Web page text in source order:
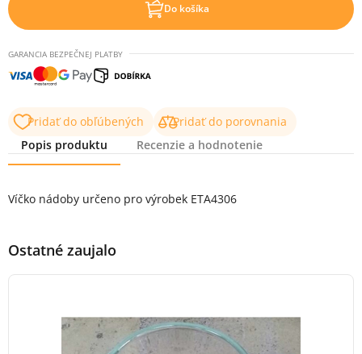
Do košíka
GARANCIA BEZPEČNEJ PLATBY
Pridať do obľúbených
Pridať do porovnania
Popis produktu
Recenzie a hodnotenie
Víčko nádoby určeno pro výrobek ETA4306
Ostatné zaujalo